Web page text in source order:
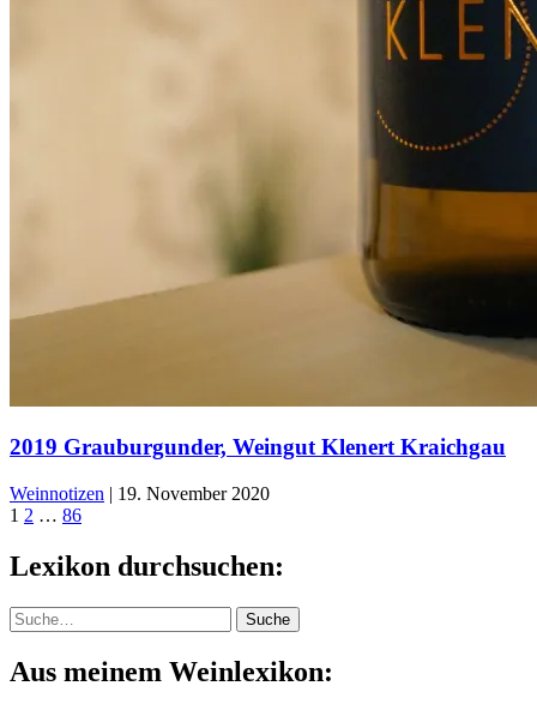
2019 Grauburgunder, Weingut Klenert Kraichgau
Weinnotizen | 19. November 2020
1 2 … 86
Lexikon durchsuchen:
Suche Suche
Aus meinem Weinlexikon: